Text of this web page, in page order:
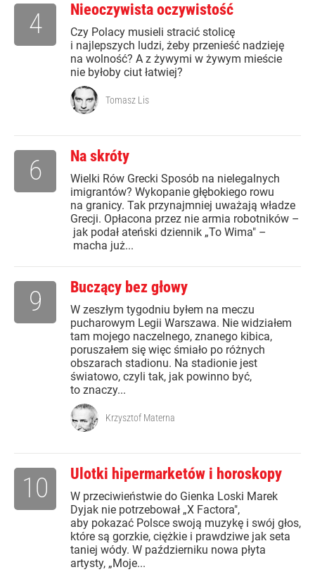
Nieoczywista oczywistość
Czy Polacy musieli stracić stolicę
i najlepszych ludzi, żeby przenieść nadzieję
na wolność? A z żywymi w żywym mieście
nie byłoby ciut łatwiej?
4
Tomasz Lis
Na skróty
Wielki Rów Grecki Sposób na nielegalnych
imigrantów? Wykopanie głębokiego rowu
na granicy. Tak przynajmniej uważają władze
Grecji. Opłacona przez nie armia robotników –
jak podał ateński dziennik „To Wima" –
macha już...
6
Buczący bez głowy
W zeszłym tygodniu byłem na meczu
pucharowym Legii Warszawa. Nie widziałem
tam mojego naczelnego, znanego kibica,
poruszałem się więc śmiało po różnych
obszarach stadionu. Na stadionie jest
światowo, czyli tak, jak powinno być,
to znaczy...
9
Krzysztof Materna
Ulotki hipermarketów i horoskopy
W przeciwieństwie do Gienka Loski Marek
Dyjak nie potrzebował „X Factora",
aby pokazać Polsce swoją muzykę i swój głos,
które są gorzkie, ciężkie i prawdziwe jak seta
taniej wódy. W październiku nowa płyta
artysty, „Moje...
10